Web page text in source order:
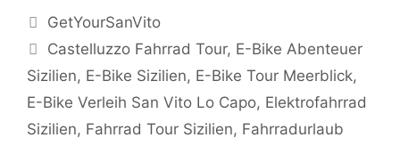
Kategorien
GetYourSanVito
Schlagwörter
Castelluzzo Fahrrad Tour, E-Bike Abenteuer
Sizilien, E-Bike Sizilien, E-Bike Tour Meerblick,
E-Bike Verleih San Vito Lo Capo, Elektrofahrrad
Sizilien, Fahrrad Tour Sizilien, Fahrradurlaub